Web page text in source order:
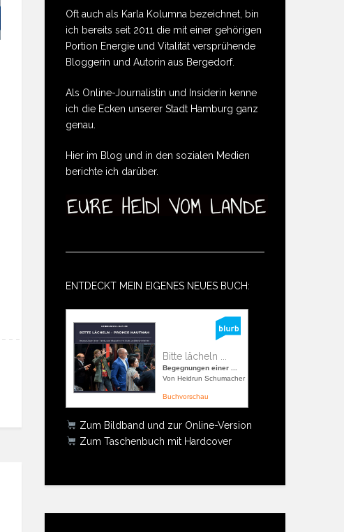
Oft auch als Karla Kolumna bezeichnet, bin
ich bereits seit 2011 die mit einer gehörigen
Portion Energie und Vitalität versprühende
Bloggerin und Autorin aus Bergedorf.
Als Online-Journalistin und Insiderin kenne
ich die Ecken unserer Stadt Hamburg ganz
genau.
Hier im Blog und in den sozialen Medien
berichte ich darüber.
ENTDECKT MEIN EIGENES NEUES BUCH:
Bitte lächeln ...
Begegnungen einer ...
Von Heidrun Schumacher
Buchvorschau
Zum Bildband und zur Online-Version
Zum Taschenbuch mit Hardcover